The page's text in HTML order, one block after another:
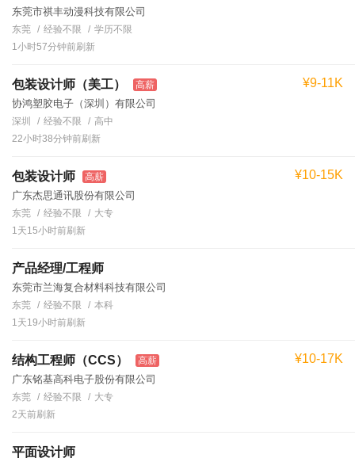
东莞市祺丰动漫科技有限公司
东莞 经验不限
学历不限
1小时57分钟前刷新
包装设计师（美工） 高薪
协鸿塑胶电子（深圳）有限公司
¥9-11K
深圳 经验不限
高中
22小时38分钟前刷新
包装设计师 高薪
广东杰思通讯股份有限公司
¥10-15K
东莞 经验不限
大专
1天15小时前刷新
产品经理/工程师
东莞市兰海复合材料科技有限公司
东莞 经验不限
本科
1天19小时前刷新
结构工程师（CCS） 高薪
广东铭基高科电子股份有限公司
¥10-17K
东莞 经验不限
大专
2天前刷新
平面设计师